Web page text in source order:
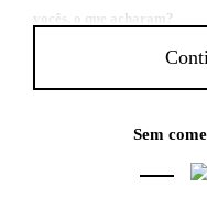
vocês, o que acharam?
Sem